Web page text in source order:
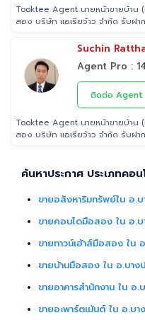
Tooktee Agent นายหน้าขายบ้าน
สอง บริษัท แอเรียว้าว จำกัด รับฝา
ตั้งแต่การประเมินราคา ถ่ายรูป/ทำ
เชื่อ จนไปถึงขั้นตอนการโอนฯกรรมสิทธิ์ รับฝากขายเพื่อให้ลูกค้าข
ขายที่ดิน และอสังหาริมทรัพย์ทุกปร
ท่าน ที่มีประสบการณ์ด้านอสังหาริมทรัพย์ มากกว่า 25 ปี ครอบคลุมทั่วพื้นที่
กรุงเทพฯ ปริมณฑล โดยมีพันธมิตรธนาคารหลายแห่ง และทีมนิติกรรมของ
กรมที่ดินทุกพื้นที่ ไร้กังวลเรื่องการ
Suchin
Agent Pro :
ติดต่อ Agent
Tooktee Agent นายหน้าขายบ้าน
สอง บริษัท แอเรียว้าว จำกัด รับฝา
เชื่อ จนไปถึงขั้นตอนการโอนฯกรรมสิทธิ์ รับฝากขายเพื่อให้ลูกค้าข
กรมที่ดินทุกพื้นที่ ไร้กังวลเรื่องการ
ค้นหาประกาศ ประเภทคอน
ขายอสังหาริมทรัพย์ใน อ.บ
ขายคอนโดมือสอง ใน อ.บ
ขายทาวน์เฮ้าส์มือสอง ใน
ขายบ้านมือสอง ใน อ.บาง
ขายอาคารสำนักงาน ใน อ.
ขายอะพาร์ตเม้นต์ ใน อ.บา